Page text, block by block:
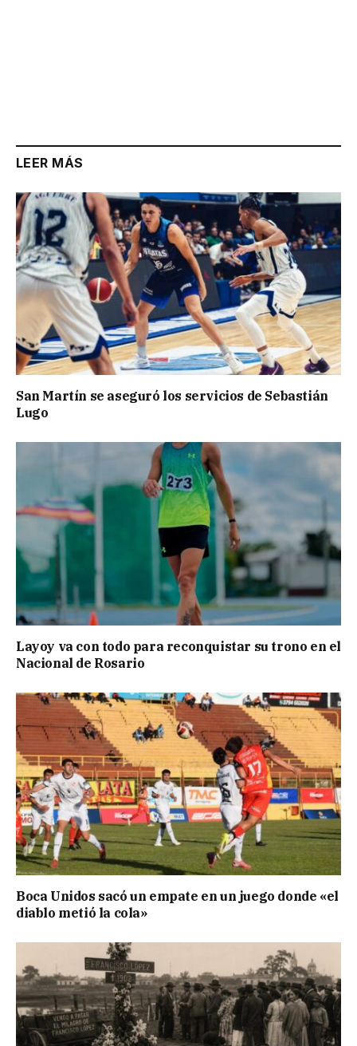
LEER MÁS
San Martín se aseguró los servicios de Sebastián
Lugo
Layoy va con todo para reconquistar su trono en el
Nacional de Rosario
Boca Unidos sacó un empate en un juego donde «el
diablo metió la cola»